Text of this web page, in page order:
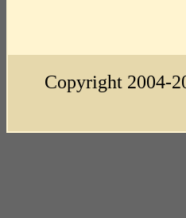
Copyright 2004-